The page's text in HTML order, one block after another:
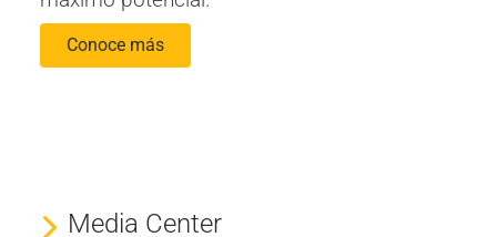
Conoce más
Media Center